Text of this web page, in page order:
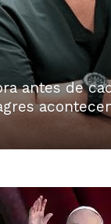
antes de